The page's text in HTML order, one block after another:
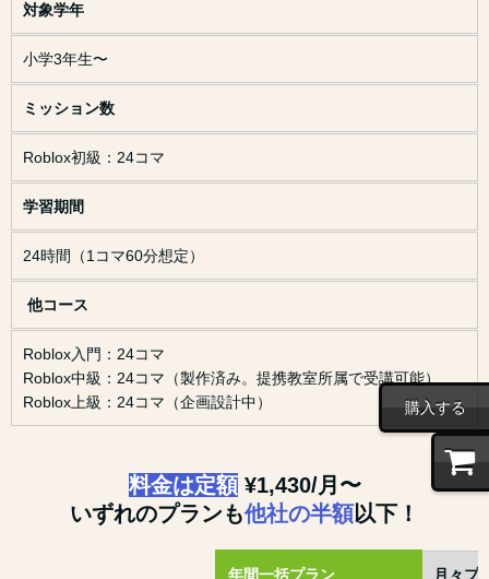
購入する
対象学年
小学3年生〜
ミッション数
Roblox初級：24コマ
学習期間
24時間（1コマ60分想定）
他コース
Roblox入門：24コマ
Roblox中級：24コマ（製作済み。提携教室所属で受講可能）
Roblox上級：24コマ（企画設計中）
料金は定額 ¥1,430/月〜
いずれのプランも他社の半額以下！
年間一括プラン 月々プ